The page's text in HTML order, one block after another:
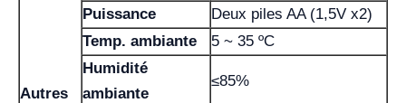
Autres
Puissance
Deux piles AA (1,5V x2)
Temp. ambiante
5 ~ 35 ºC
Humidité
ambiante
≤85%